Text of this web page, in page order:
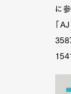
に
「